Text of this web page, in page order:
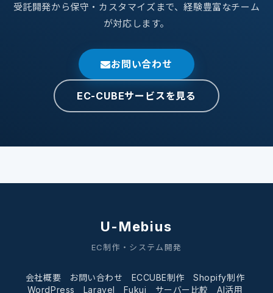
受託開発から保守・カスタマイズまで、経験豊富なチーム
が対応します。
お問い合わせ
EC-CUBEサービスを見る
U-Mebius
EC制作・システム開発
会社概要 お問い合わせ ECCUBE制作
Shopify制作
WordPress
Laravel Fukui サーバー比較 AI活用